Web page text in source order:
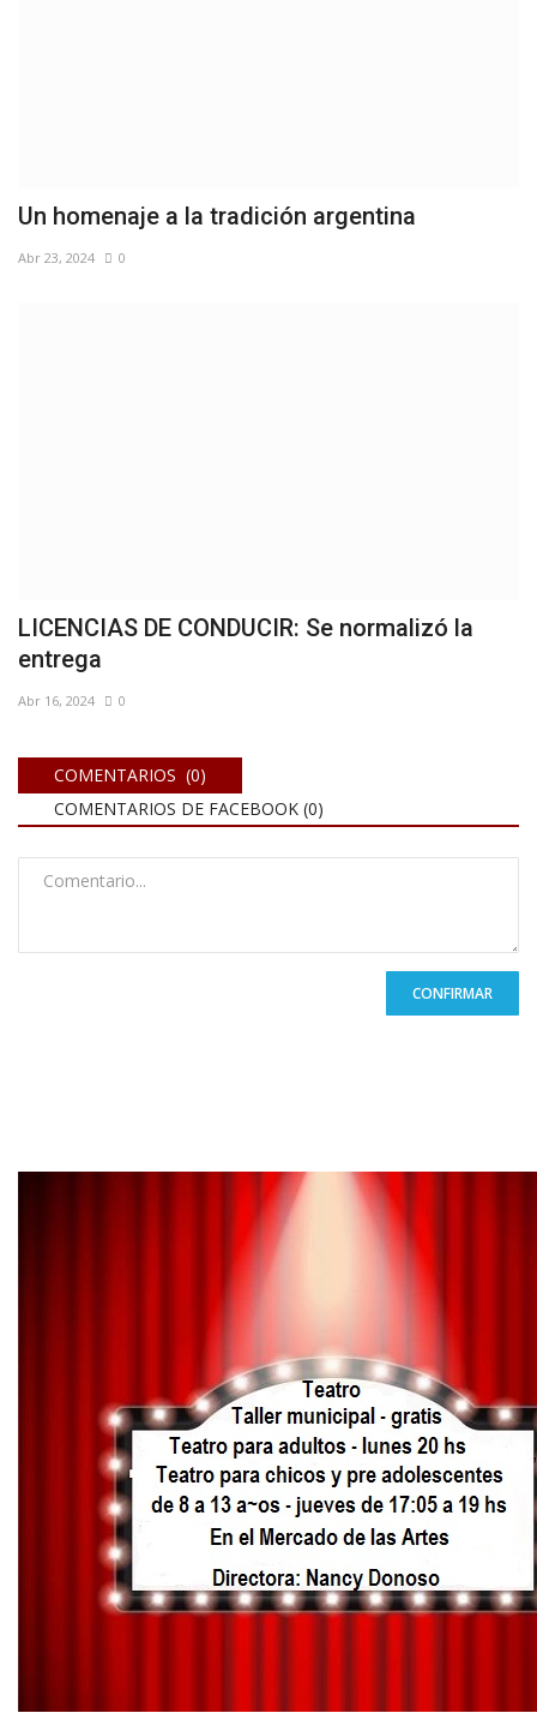
Un homenaje a la tradición argentina
Abr 23, 2024 0
LICENCIAS DE CONDUCIR: Se normalizó la
entrega
Abr 16, 2024 0
COMENTARIOS (0)
COMENTARIOS DE FACEBOOK (0)
CONFIRMAR